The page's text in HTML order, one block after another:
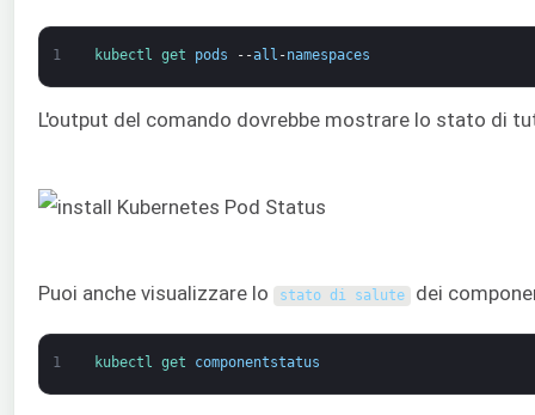
1 kubectl get pods --all -namespaces
L'output del comando dovrebbe mostrare lo stato di
Puoi anche visualizzare lo stato di salute dei
1 kubectl get componentstatus